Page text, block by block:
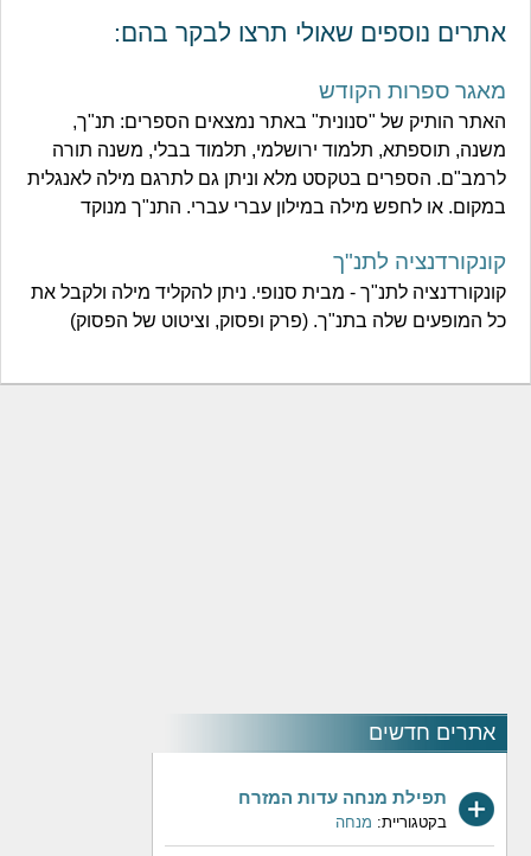
אתרים חדשים
תפילת מנחה עדות המזרח
בקטגוריית: מנחה
אתרים נוספים שאולי תרצו לבקר בהם:
מאגר ספרות הקודש
האתר הותיק של "סנונית" באתר נמצאים הספרים: תנ"ך,
משנה, תוספתא, תלמוד ירושלמי, תלמוד בבלי, משנה תורה
לרמב"ם. הספרים בטקסט מלא וניתן גם לתרגם מילה לאנגלית
במקום. או לחפש מילה במילון עברי עברי. התנ"ך מנוקד
קונקורדנציה לתנ"ך
קונקורדנציה לתנ"ך - מבית סנופי. ניתן להקליד מילה ולקבל את
כל המופעים שלה בתנ"ך. (פרק ופסוק, וציטוט של הפסוק)